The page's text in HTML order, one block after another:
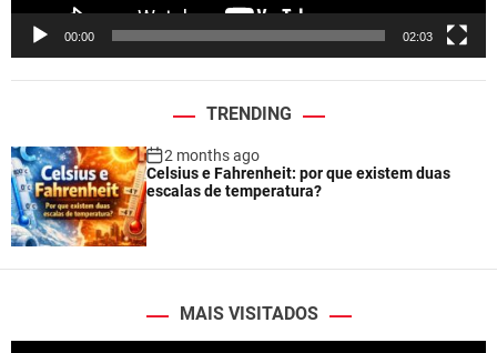
00:00 02:03
TRENDING
2 months ago
Celsius e Fahrenheit: por que existem duas
escalas de temperatura?
MAIS VISITADOS